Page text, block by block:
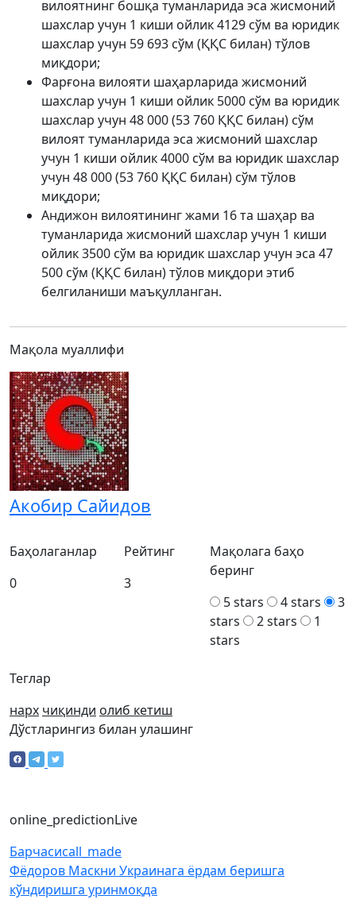
вилоятнинг бошқа туманларида эса жисмоний
шахслар учун 1 киши ойлик 4129 сўм ва юридик
шахслар учун 59 693 сўм (ҚҚС билан) тўлов
миқдори;
Фарғона вилояти шаҳарларида жисмоний
шахслар учун 1 киши ойлик 5000 сўм ва юридик
шахслар учун 48 000 (53 760 ҚҚС билан) сўм
вилоят туманларида эса жисмоний шахслар
учун 1 киши ойлик 4000 сўм ва юридик шахслар
учун 48 000 (53 760 ҚҚС билан) сўм тўлов
миқдори;
Андижон вилоятининг жами 16 та шаҳар ва
туманларида жисмоний шахслар учун 1 киши
ойлик 3500 сўм ва юридик шахслар учун эса 47
500 сўм (ҚҚС билан) тўлов миқдори этиб
белгиланиши маъқулланган.
Мақола муаллифи
Акобир Сайидов
Теглар
нарх чиқинди олиб кетиш
Баҳолаганлар
0
Рейтинг
3
Мақолага баҳо
беринг
5 stars
4 stars
3
stars
2 stars
1
stars
Дўстларингиз билан улашинг
online_predictionLive
Барчасиcall_made
Фёдоров Маскни Украинага ёрдам беришга
кўндиришга уринмоқда